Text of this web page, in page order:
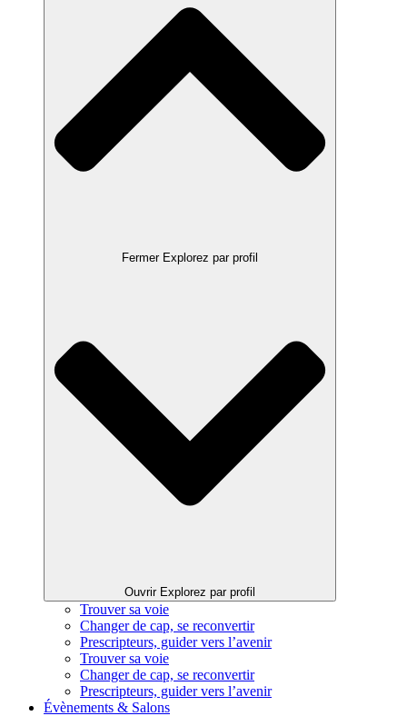
Fermer Explorez par profil
Ouvrir Explorez par profil
Trouver sa voie
Changer de cap, se reconvertir
Prescripteurs, guider vers l’avenir
Trouver sa voie
Changer de cap, se reconvertir
Prescripteurs, guider vers l’avenir
Évènements & Salons